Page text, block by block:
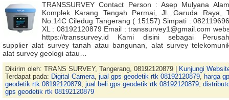
TRANSSURVEY Contact Person : Asep Mulyana
Komplek Karang Tengah Permai, Jl. Garuda Raya,
No.14C Ciledug Tangerang ( 15157) Simpati :
XL : 08192120879 Email : transsurvey1@gmail.com
https://transsurvey.id Kami disini sebagai
supplier alat survey tanah atau bangunan, alat survey
alat survey geologi atau…
Dikirim oleh: TRANS SURVEY, Tangerang, 08192120879 |
Kunjungi
Terdapat pada: Digital Camera, jual gps geodetik rtk 08192120879, harga
geodetik rtk 08192120879, jual beli gps geodetik rtk 08192120879,
gps geodetik rtk 08192120879